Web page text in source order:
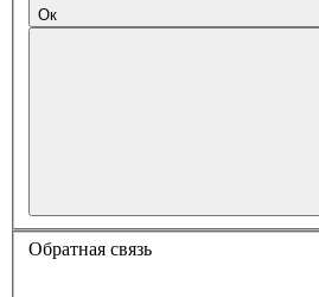
Ок
Обратная связь